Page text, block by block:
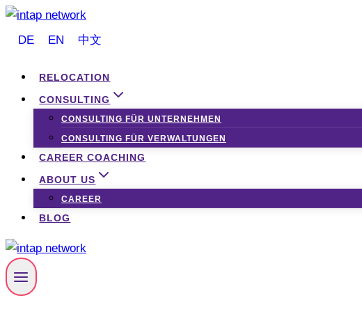
Zum
Inhalt
DE EN 中文
RELOCATION
CONSULTING
CONSULTING FÜR UNTERNEHMEN
CONSULTING FÜR VERWALTUNGEN
CAREER COACHING
ABOUT US
CAREER
BLOG